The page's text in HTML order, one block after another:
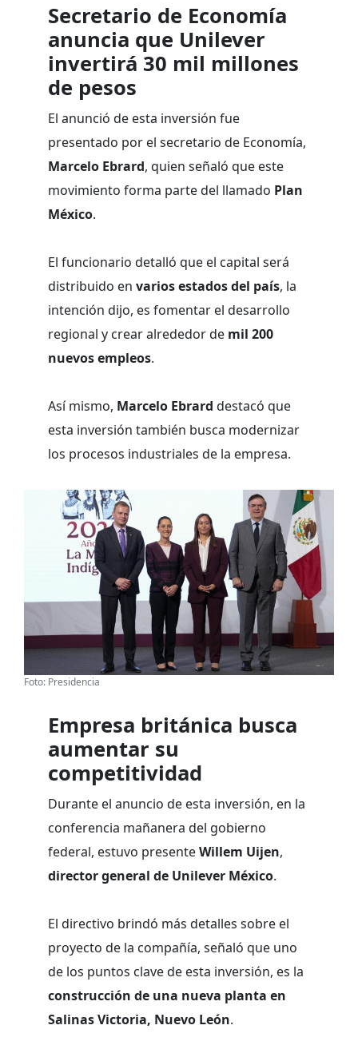
Secretario de Economía
anuncia que Unilever
invertirá 30 mil millones
de pesos
El anunció de esta inversión fue
presentado por el secretario de Economía,
Marcelo Ebrard, quien señaló que este
movimiento forma parte del llamado Plan
México.
El funcionario detalló que el capital será
distribuido en varios estados del país, la
intención dijo, es fomentar el desarrollo
regional y crear alrededor de mil 200
nuevos empleos.
Así mismo, Marcelo Ebrard destacó que
esta inversión también busca modernizar
los procesos industriales de la empresa.
Foto: Presidencia
Empresa británica busca
aumentar su
competitividad
Durante el anuncio de esta inversión, en la
conferencia mañanera del gobierno
federal, estuvo presenteWillem Uijen,
director general de Unilever México.
El directivo brindó más detalles sobre el
proyecto de la compañía, señaló que uno
de los puntos clave de esta inversión, es la
construcción de una nueva planta en
Salinas Victoria, Nuevo León.